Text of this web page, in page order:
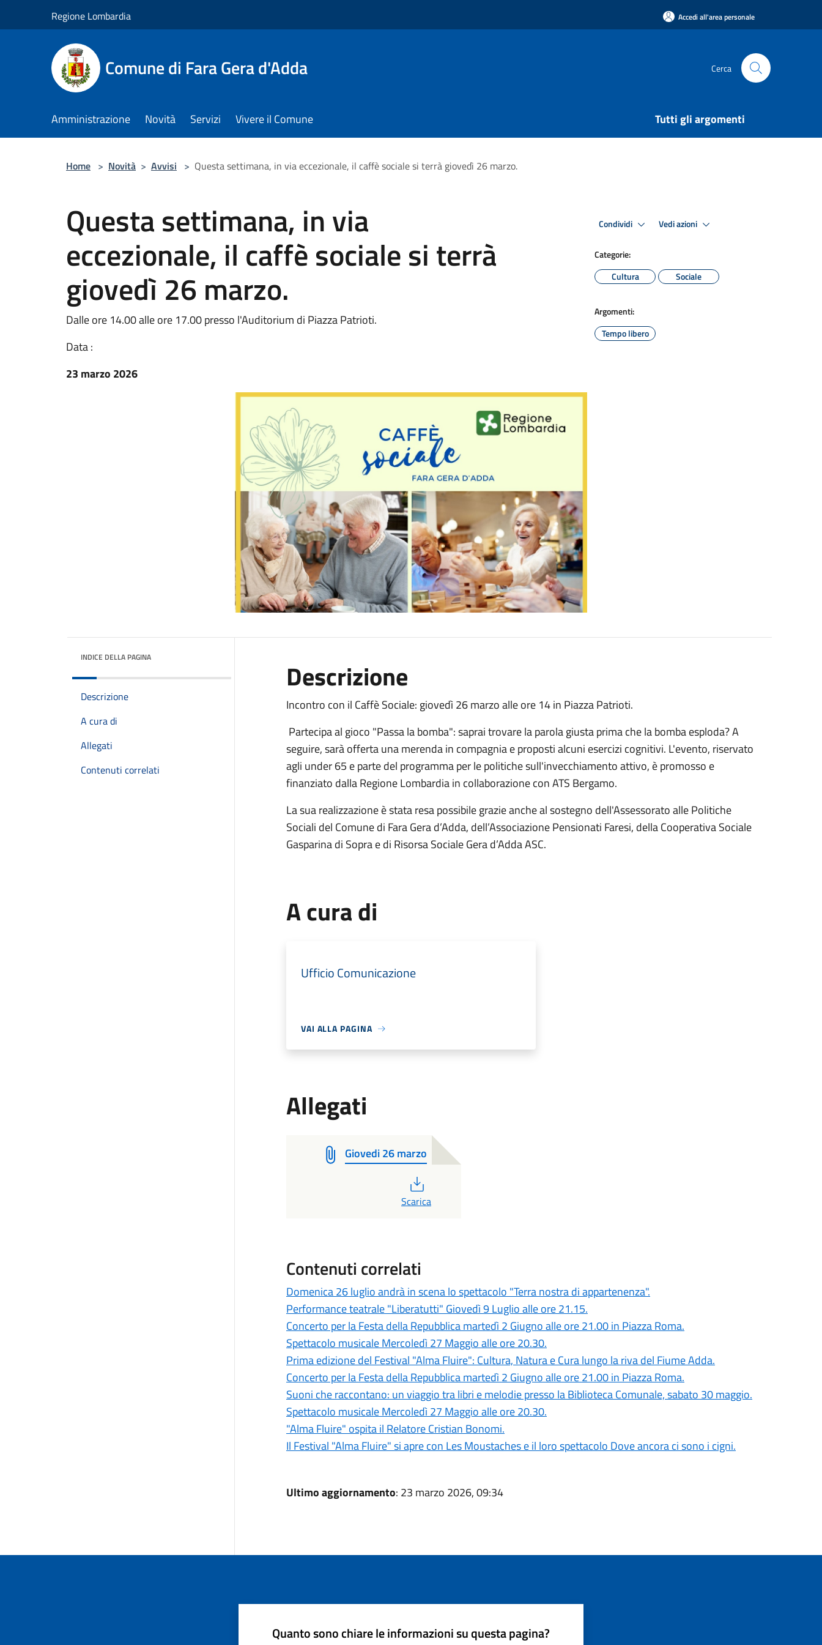
Regione Lombardia Accedi all'area personale
Comune di Fara Gera d'Adda Cerca
Amministrazione Novità Servizi Vivere il Comune Tutti gli argomenti
Home > Novità > Avvisi > Questa settimana, in via eccezionale, il caffè sociale si terrà giovedì 26 marzo.
Questa settimana, in via
eccezionale, il caffè sociale si terrà
giovedì 26 marzo.
Dalle ore 14.00 alle ore 17.00 presso l'Auditorium di Piazza Patrioti.
Data :
23 marzo 2026
Condividi Vedi azioni
Categorie:
Cultura
Sociale
Argomenti:
Tempo libero
INDICE DELLA PAGINA
Descrizione
A cura di
Allegati
Contenuti correlati
Descrizione
Incontro con il CaffèSociale: giovedì26 marzo alle ore 14 in Piazza Patrioti.
Partecipa al gioco "Passala bomba":saprai trovare la parola giusta prima che la bombaesploda?A
seguire, sarà offerta una merendain compagnia eproposti alcuni esercizi cognitivi. L'evento, riservato
agli under 65 eparte del programma per le politiche sull'invecchiamento attivo, è promosso e
finanziato dalla Regione Lombardia in collaborazione con ATS Bergamo.
La sua realizzazione è stataresapossibilegrazieanche alsostegno dell'Assessorato alle Politiche
Sociali del Comune di Fara Gera d’Adda, dell’Associazione Pensionati Faresi, della Cooperativa Sociale
Gasparina di Sopra e di Risorsa Sociale Gera d’Adda ASC.
A cura di
Ufficio Comunicazione
VAI ALLA PAGINA
Allegati
Giovedi 26 marzo
Scarica
Contenuti correlati
Domenica 26 luglio andrà in scena lo spettacolo "Terra nostra di appartenenza".
Performance teatrale "Liberatutti" Giovedì 9 Luglio alle ore 21.15.
Concerto per la Festa della Repubblica martedì 2 Giugno alle ore 21.00 in Piazza Roma.
Spettacolo musicale Mercoledì 27 Maggio alle ore 20.30.
Prima edizione del Festival "Alma Fluire": Cultura, Natura e Cura lungo la riva del Fiume Adda.
Concerto per la Festa della Repubblica martedì 2 Giugno alle ore 21.00 in Piazza Roma.
Suoni che raccontano: un viaggio tra libri e melodie presso la Biblioteca Comunale, sabato 30 maggio.
Spettacolo musicale Mercoledì 27 Maggio alle ore 20.30.
"Alma Fluire" ospita il Relatore Cristian Bonomi.
Il Festival "Alma Fluire" si apre con Les Moustaches e il loro spettacolo Dove ancora ci sono i cigni.
Ultimo aggiornamento: 23 marzo 2026, 09:34
Quanto sono chiare le informazioni su questa pagina?